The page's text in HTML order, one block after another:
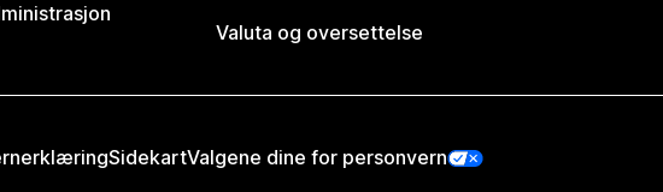
Valuta og oversettelse
SidekartValgene dine for personvern